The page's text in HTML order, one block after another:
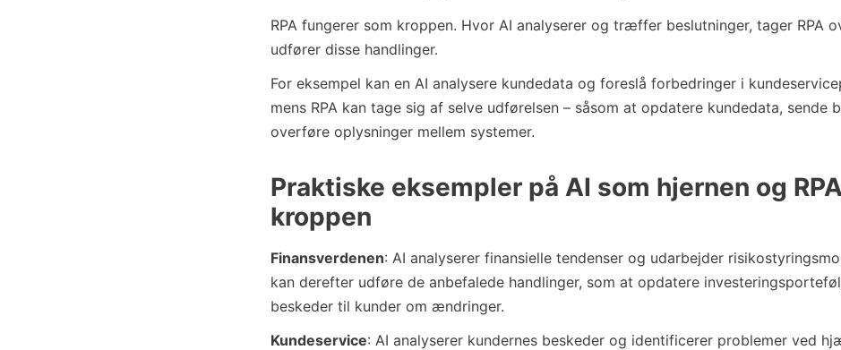
RPA fungerer som kroppen. Hvor AI analyserer og træffer beslutninger, tager RPA
udfører disse handlinger.
For eksempel kan en AI analysere kundedata og foreslå forbedringer i
mens RPA kan tage sig af selve udførelsen – såsom at opdatere kundedata, sende
overføre oplysninger mellem systemer.
Praktiske eksempler på AI som hjernen og
kroppen
Finansverdenen: AI analyserer finansielle tendenser og udarbejder
kan derefter udføre de anbefalede handlinger, som at opdatere
beskeder til kunder om ændringer.
Kundeservice: AI analyserer kundernes beskeder og identificerer problemer ved